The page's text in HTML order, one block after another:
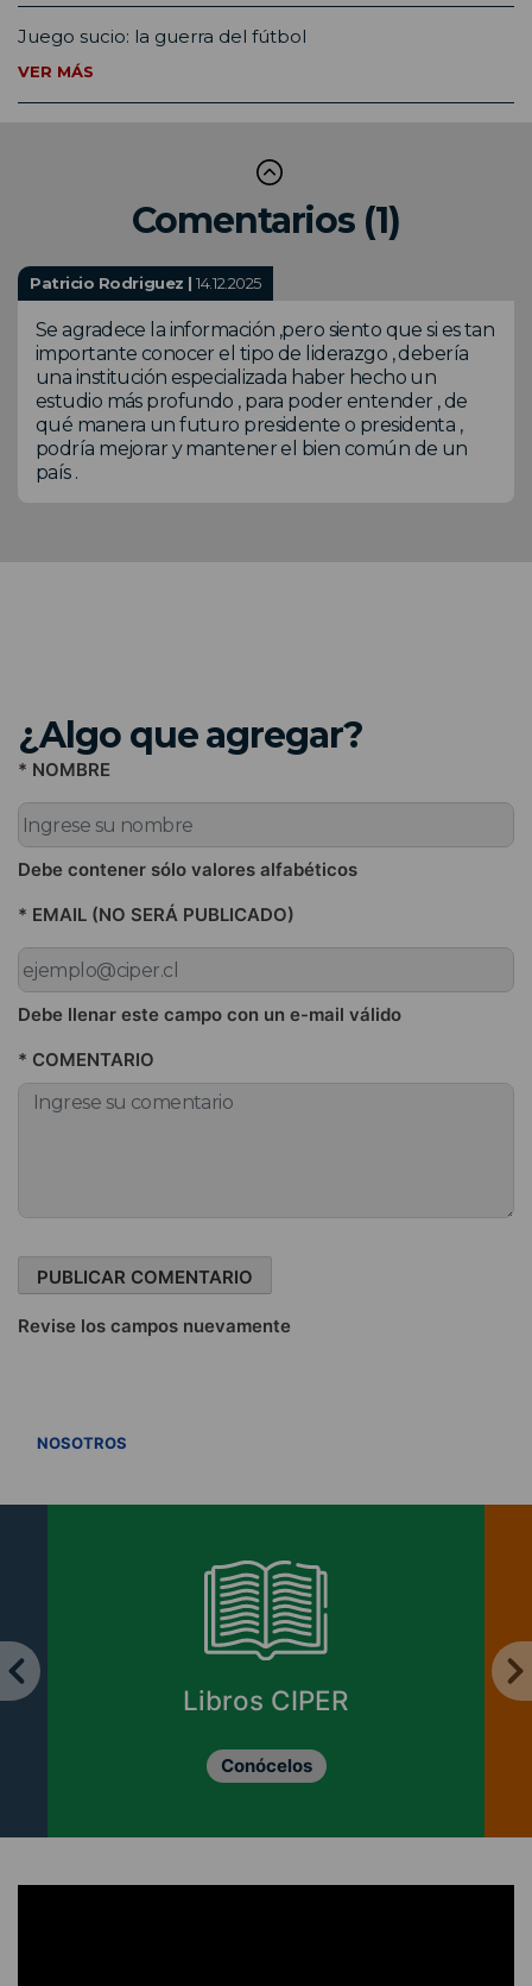
Juego sucio: la guerra del fútbol
VER MÁS
Comentarios (1)
Patricio Rodriguez |14.12.2025
Se agradece la información ,pero siento que si es tan
importante conocer el tipo de liderazgo , debería
una institución especializada haber hecho un
estudio más profundo , para poder entender , de
qué manera un futuro presidente o presidenta ,
podría mejorar y mantener el bien común de un
país .
¿Algo que agregar?
* NOMBRE
Debe contener sólo valores alfabéticos
* EMAIL (NO SERÁ PUBLICADO)
Debe llenar este campo con un e-mail válido
* COMENTARIO
Revise los campos nuevamente
NOSOTROS
Libros CIPER
Conócelos